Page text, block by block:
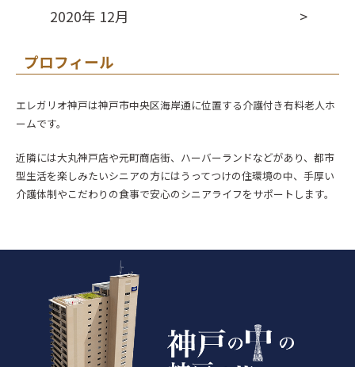
2020年 12月
プロフィール
エレガリオ神戸は神戸市中央区海岸通に位置する介護付き有料老人ホ
ームです。
近隣には大丸神戸店や元町商店街、ハーバーランドなどがあり、都市
型生活を楽しみたいシニアの方にはうってつけの住環境の中、手厚い
介護体制やこだわりの食事で安心のシニアライフをサポートします。